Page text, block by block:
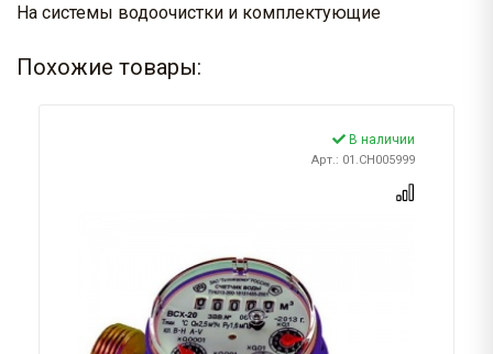
На системы водоочистки и комплектующие
Похожие товары:
В наличии
Арт.: 01.CH005999